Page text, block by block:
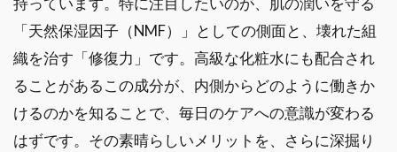
「天然保湿因子（NMF）」としての側面と、壊れた組
織を治す「修復力」です。高級な化粧水にも配合され
ることがあるこの成分が、内側からどのように働きか
けるのかを知ることで、毎日のケアへの意識が変わる
はずです。その素晴らしいメリットを、さらに深掘り